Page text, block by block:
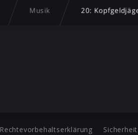
Musik 20:
Rechtevorbehaltserklärung